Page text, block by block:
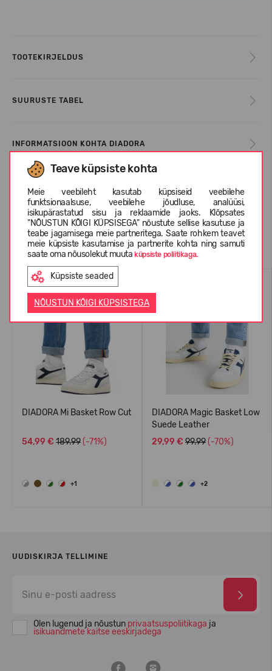
Teave küpsiste kohta
Meie veebileht kasutab küpsiseid veebilehe
funktsionaalsuse, veebilehe jõudluse, analüüsi,
isikupärastatud sisu ja reklaamide jaoks. Klõpsates
"NÕUSTUN KÕIGI KÜPSISEGA" nõustute sellise kasutuse ja
teabe jagamisega meie partneritega. Saate rohkem teavet
meie küpsiste kasutamise ja partnerite kohta ning samuti
saate oma nõusolekut muutaküpsiste poliitikaga.
Küpsiste seaded
NÕUSTUN KÕIGI KÜPSISTEGA
TOOTEKIRJELDUS
SUURUSTE TABEL
INFORMATSIOON KOHTA DIADORA
KLIENTIDE ARVUSTUSED (0)
Sarnased tooted
DIADORA Mi Basket Row Cut
54,99 € 189.99 (-71%)
+1
DIADORA Magic Basket Low
Suede Leather
29,99 € 99.99 (-70%)
+2
UUDISKIRJA TELLIMINE
Olen lugenud ja nõustun privaatsuspoliitikaga ja
isikuandmete kaitse eeskirjadega